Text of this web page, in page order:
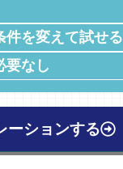
件を変えて試せる
要なし
ーションする